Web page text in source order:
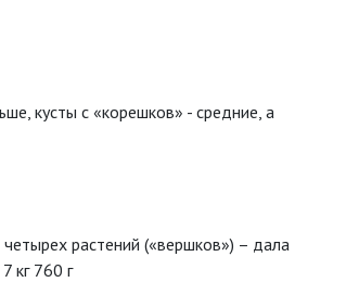
кусты с «корешков» - средние, а
растений («вершков») – дала
кг 760 г